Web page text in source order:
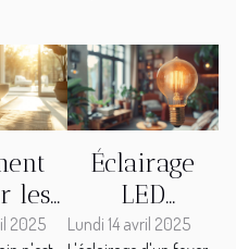
les
et
2025
Éclairage
LED
économique
Lundi 14 avril 2025